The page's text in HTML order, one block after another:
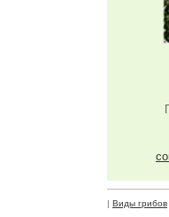
| Виды грибов